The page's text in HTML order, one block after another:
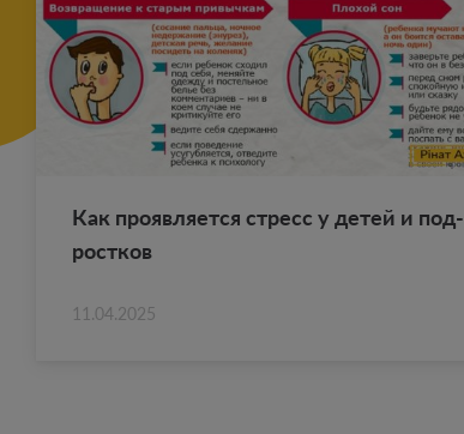
Как про­яв­ля­ет­ся стресс у детей и под­
рост­ков
11.04.2025